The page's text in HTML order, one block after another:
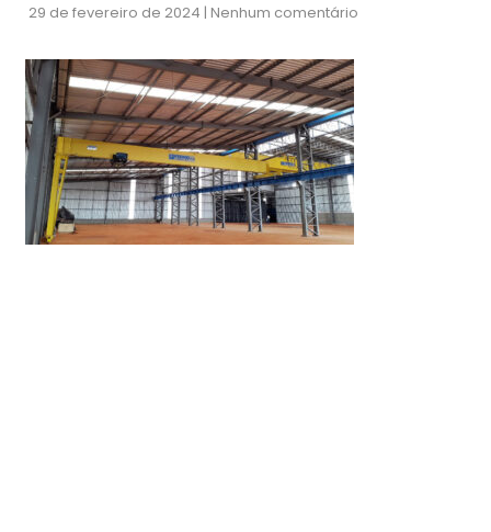
29 de fevereiro de 2024 Nenhum comentário